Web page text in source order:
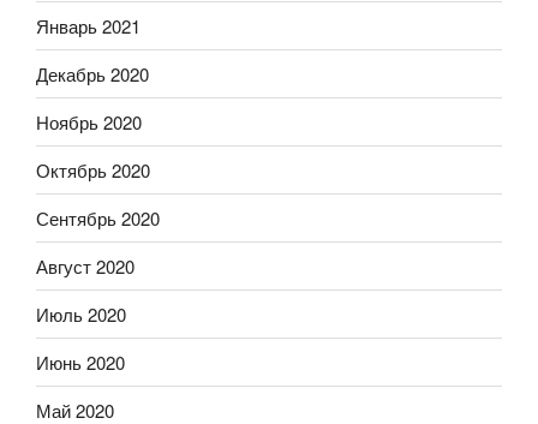
Январь 2021
Декабрь 2020
Ноябрь 2020
Октябрь 2020
Сентябрь 2020
Август 2020
Июль 2020
Июнь 2020
Май 2020